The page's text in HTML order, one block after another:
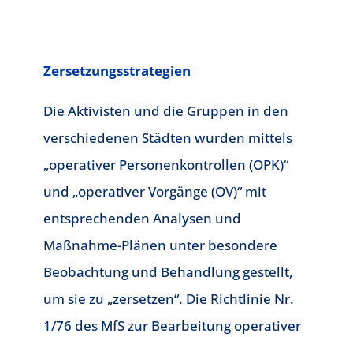
Zersetzungsstrategien
Die Aktivisten und die Gruppen in den
verschiedenen Städten wurden mittels
„operativer Personenkontrollen (OPK)“
und „operativer Vorgänge (OV)“ mit
entsprechenden Analysen und
Maßnahme-Plänen unter besondere
Beobachtung und Behandlung gestellt,
um sie zu „zersetzen“. Die Richtlinie Nr.
1/76 des MfS zur Bearbeitung operativer